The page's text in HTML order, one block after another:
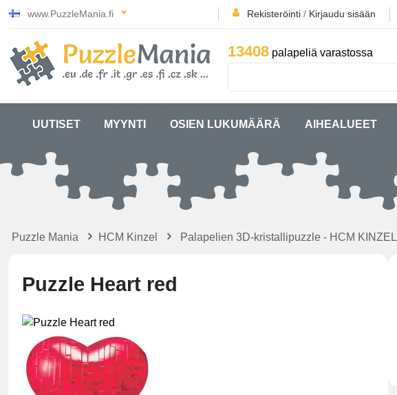
www.PuzzleMania.fi Rekisteröinti / Kirjaudu sisään
13408 palapeliä varastossa
UUTISET MYYNTI OSIEN LUKUMÄÄRÄ AIHEALUEET
Puzzle Mania HCM Kinzel Palapelien 3D-kristallipuzzle - HCM KINZEL
Puzzle Heart red